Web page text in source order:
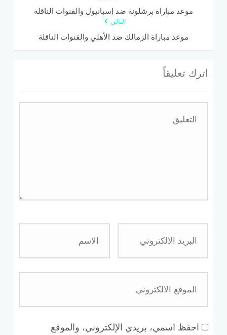
موعد مباراة برشلونة ضد إسبانيول والقنوات الناقلة
التالي
موعد مباراة الزمالك ضد الأهلي والقنوات الناقلة
اترك تعليقاً
احفظ اسمي، بريدي الإلكتروني، والموقع